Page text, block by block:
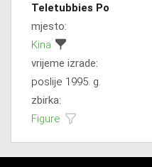
Teletubbies Po
mjesto:
Kina
vrijeme izrade:
poslije 1995. g.
zbirka:
Figure